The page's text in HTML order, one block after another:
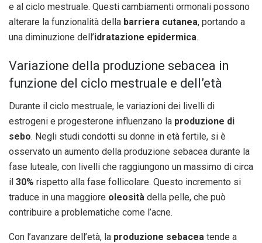
e al ciclo mestruale. Questi cambiamenti ormonali possono
alterare la funzionalità della barriera cutanea, portando a
una diminuzione dell’idratazione epidermica.
Variazione della produzione sebacea in
funzione del ciclo mestruale e dell’età
Durante il ciclo mestruale, le variazioni dei livelli di
estrogeni e progesterone influenzano la produzione di
sebo. Negli studi condotti su donne in età fertile, si è
osservato un aumento della produzione sebacea durante la
fase luteale, con livelli che raggiungono un massimo di circa
il 30% rispetto alla fase follicolare. Questo incremento si
traduce in una maggiore oleosità della pelle, che può
contribuire a problematiche come l’acne.
Con l’avanzare dell’età, la produzione sebacea tende a